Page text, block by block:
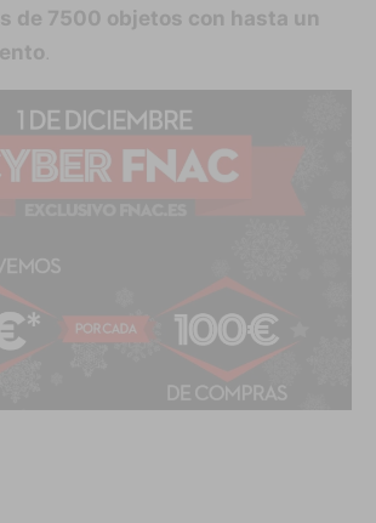
de 7500 objetos con hasta un
.